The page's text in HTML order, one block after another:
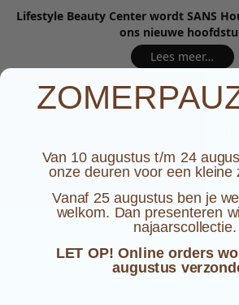
Lifestyle Beauty Center wordt SANS
ons nieuwe
Lees meer…
Van 10 augustus t/m 24
onze deuren voor een kleine
Vanaf 25 augustus ben je
welkom. Dan presenteren
najaarscollectie.
LET OP! Online orders
augustus